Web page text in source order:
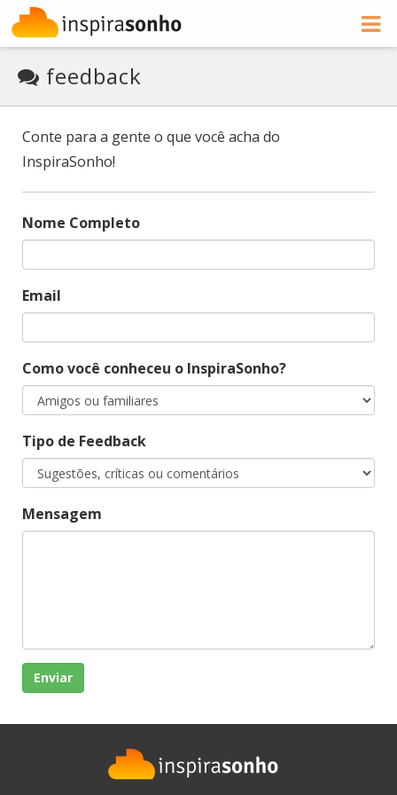
feedback
Conte para a gente o que você acha do
InspiraSonho!
Nome Completo
Email
Como você conheceu o InspiraSonho?
Tipo de Feedback
Mensagem
Enviar